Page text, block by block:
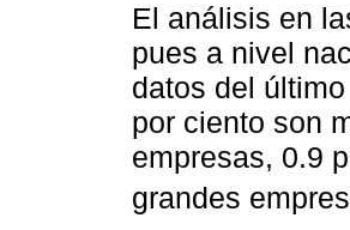
El análisis en
pues a nivel
datos del
por ciento son
empresas, 0.9
grandes